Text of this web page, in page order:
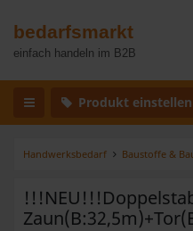
bedarfsmarkt
einfach handeln im B2B
Produkt einstellen
Handwerksbedarf Baustoffe &